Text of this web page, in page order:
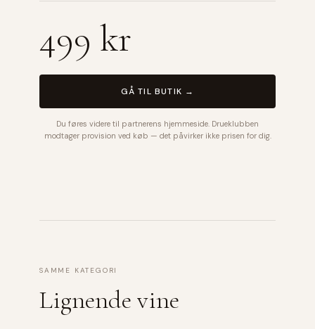
499 kr
GÅ TIL BUTIK →
Du føres videre til partnerens hjemmeside. Drueklubben
modtager provision ved køb — det påvirker ikke prisen for dig.
SAMME KATEGORI
Lignende vine